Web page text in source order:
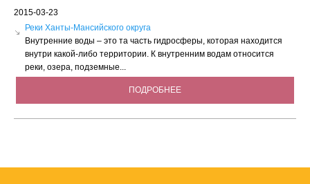
2015-03-23
Реки Ханты-Мансийского округа
Внутренние воды – это та часть гидросферы, которая находится
внутри какой-либо территории. К внутренним водам относится
реки, озера, подземные...
ПОДРОБНЕЕ